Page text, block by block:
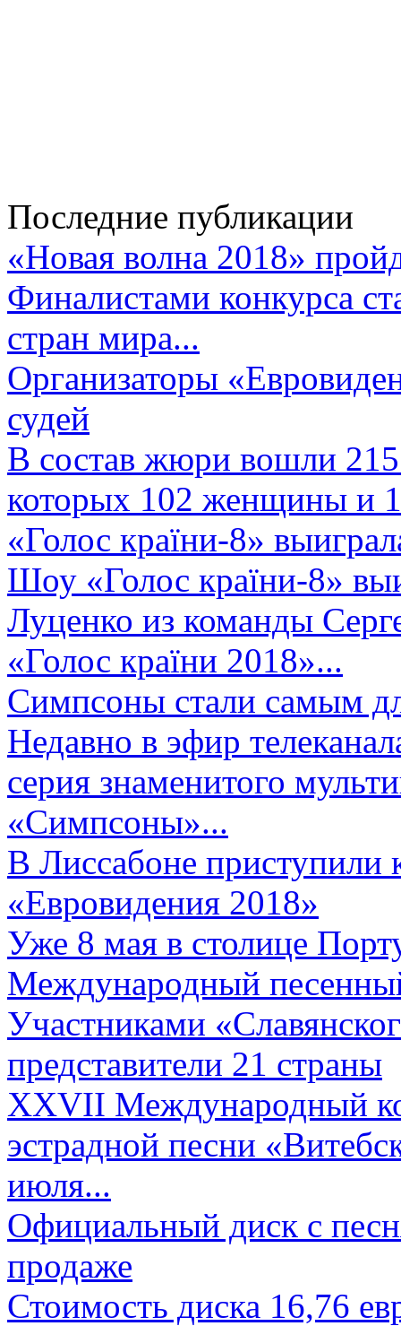
Последние публикации
«Новая волна 2018»
Финалистами конкурса
стран мира...
Организаторы
судей
В состав жюри вошли 215
которых 102 женщины и
«Голос країни-8»
Шоу «Голос країни-8»
Луценко из команды
«Голос країни 2018»...
Симпсоны стали самым
Недавно в эфир
серия знаменитого
«Симпсоны»...
В Лиссабоне приступили
«Евровидения 2018»
Уже 8 мая в столице
Международный
Участниками
представители 21 страны
XXVII Международный
эстрадной песни
июля...
Официальный диск с
продаже
Стоимость диска 16,76